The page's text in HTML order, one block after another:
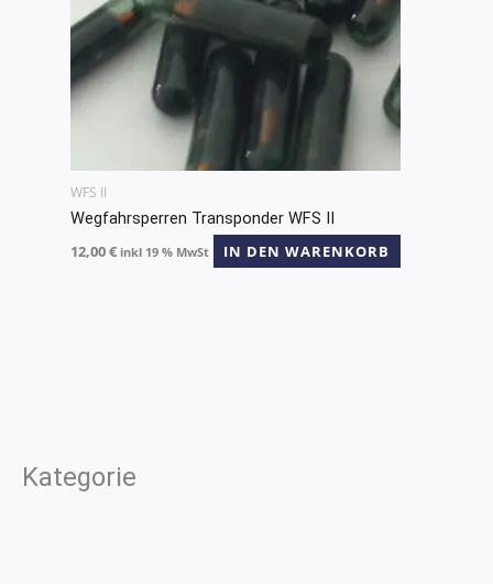
Kategorie
WFS II
Wegfahrsperren Transponder WFS II
12,00€ inkl 19 % MwSt IN DEN WARENKORB